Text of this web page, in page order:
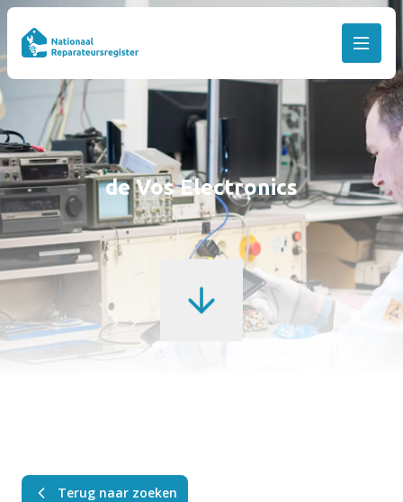
de Vos Electronics
Terug naar zoeken